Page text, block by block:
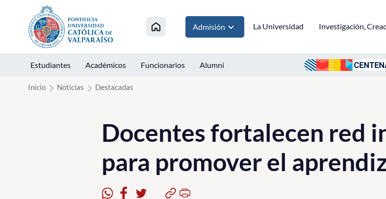
Click acá para ir directamente al contenido
Admisión La Universidad Investigación,
Estudiantes Académicos Funcionarios Alumni
Inicio Noticias Destacadas
Docentes fortalecen red
para promover el